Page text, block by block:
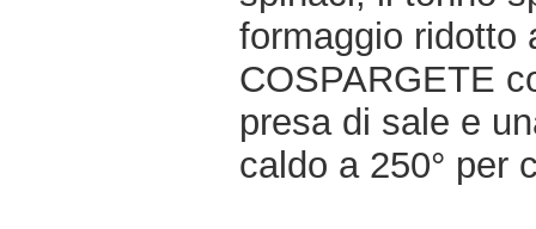
formaggio ridotto
COSPARGETE
presa di sale e
caldo a 250° per